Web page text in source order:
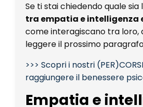
Se ti stai chiedendo quale sia
tra empatia e intelligenza
come interagiscano tra loro,
leggere il prossimo
>>> Scopri i nostri
raggiungere il benessere
Empatia e